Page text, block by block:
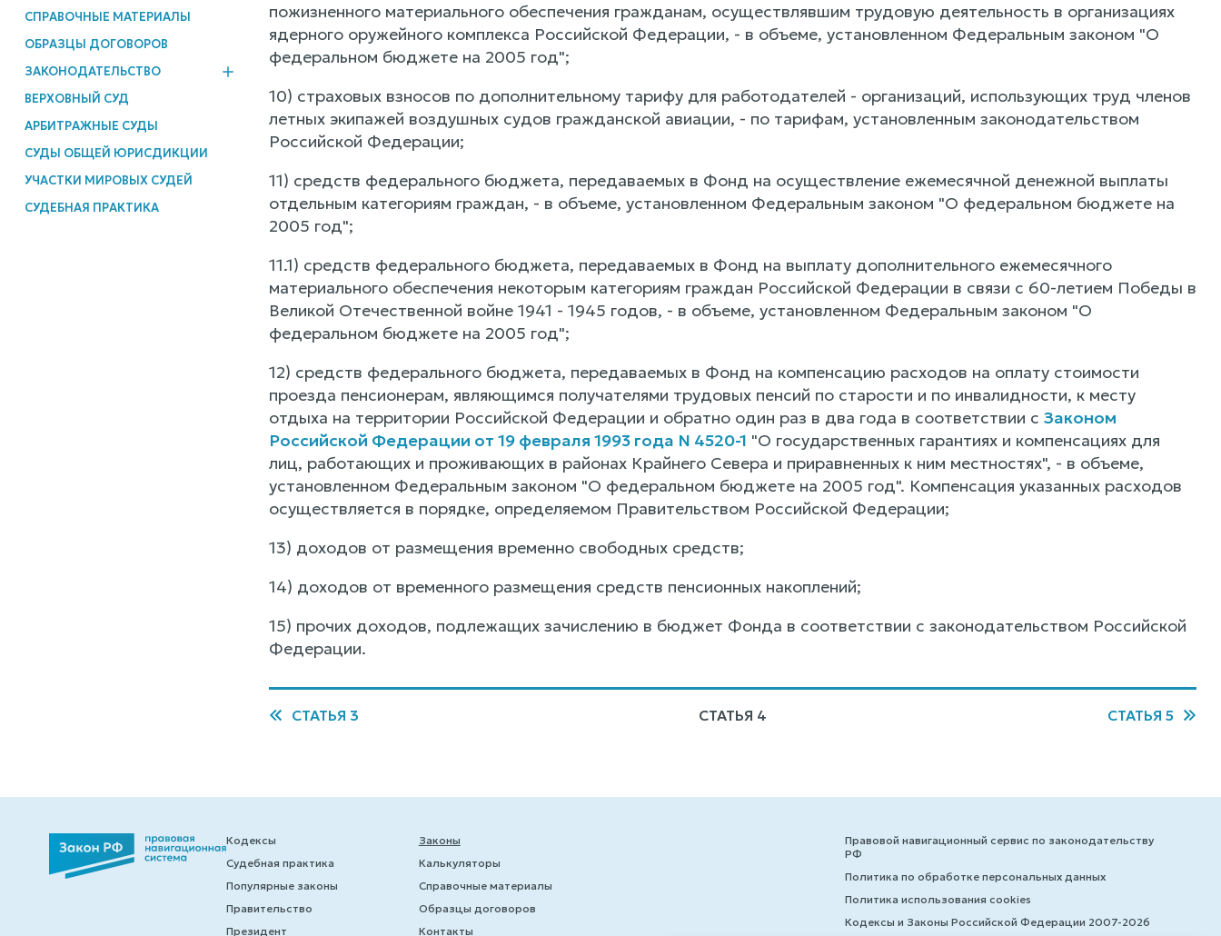
СПРАВОЧНЫЕ МАТЕРИАЛЫ
ОБРАЗЦЫ ДОГОВОРОВ
ЗАКОНОДАТЕЛЬСТВО
ВЕРХОВНЫЙ СУД
АРБИТРАЖНЫЕ СУДЫ
СУДЫ ОБЩЕЙ ЮРИСДИКЦИИ
УЧАСТКИ МИРОВЫХ СУДЕЙ
СУДЕБНАЯ ПРАКТИКА
пожизненного материального обеспечения гражданам, осуществлявшим трудовую деятельность в организациях
ядерного оружейного комплекса Российской Федерации, - в объеме, установленном Федеральным законом "О
федеральном бюджете на 2005 год";
10) страховых взносов по дополнительному тарифу для работодателей - организаций, использующих труд членов
летных экипажей воздушных судов гражданской авиации, - по тарифам, установленным законодательством
Российской Федерации;
11) средств федерального бюджета, передаваемых в Фонд на осуществление ежемесячной денежной выплаты
отдельным категориям граждан, - в объеме, установленном Федеральным законом "О федеральном бюджете на
2005 год";
11.1) средств федерального бюджета, передаваемых в Фонд на выплату дополнительного ежемесячного
материального обеспечения некоторым категориям граждан Российской Федерации в связи с 60-летием Победы в
Великой Отечественной войне 1941 - 1945 годов, - в объеме, установленном Федеральным законом "О
федеральном бюджете на 2005 год";
12) средств федерального бюджета, передаваемых в Фонд на компенсацию расходов на оплату стоимости
проезда пенсионерам, являющимся получателями трудовых пенсий по старости и по инвалидности, к месту
отдыха на территории Российской Федерации и обратно один раз в два года в соответствии с Законом
Российской Федерации от 19 февраля 1993 года N 4520-1 "О государственных гарантиях и компенсациях для
лиц, работающих и проживающих в районах Крайнего Севера и приравненных к ним местностях", - в объеме,
установленном Федеральным законом "О федеральном бюджете на 2005 год". Компенсация указанных расходов
осуществляется в порядке, определяемом Правительством Российской Федерации;
13) доходов от размещения временно свободных средств;
14) доходов от временного размещения средств пенсионных накоплений;
15) прочих доходов, подлежащих зачислению в бюджет Фонда в соответствии с законодательством Российской
Федерации.
СТАТЬЯ 3 СТАТЬЯ 4 СТАТЬЯ 5
Кодексы
Судебная практика
Популярные законы
Правительство
Президент
Законы
Калькуляторы
Справочные материалы
Образцы договоров
Контакты
Правовой навигационный сервис по законодательству
РФ
Политика по обработке персональных данных
Политика использования cookies
Кодексы и Законы Российской Федерации 2007-2026